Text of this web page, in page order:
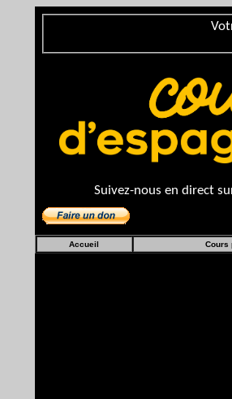
Suivez-nous en direct
Accueil Cours